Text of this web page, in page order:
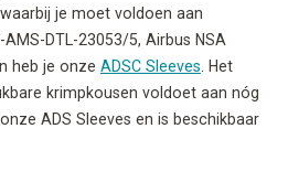
je moet voldoen aan
DTL-23053/5, Airbus NSA
heb je onze ADSC Sleeves . Het
krimpkousen voldoet aan nóg
ADS Sleeves en is beschikbaar